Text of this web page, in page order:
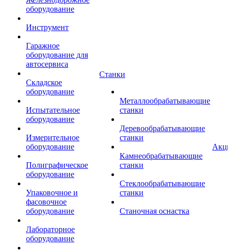
оборудование
Инструмент
Гаражное
оборудование для
автосервиса
Складское
оборудование
Испытательное
оборудование
Измерительное
оборудование
Полиграфическое
оборудование
Упаковочное и
фасовочное
оборудование
Лабораторное
оборудование
Станки
Металлообрабатывающие
станки
Деревообрабатывающие
станки
Камнеобрабатывающие
станки
Стеклообрабатывающие
станки
Станочная оснастка